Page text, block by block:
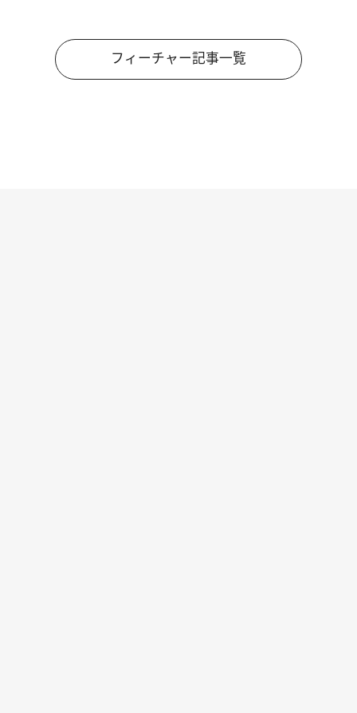
フィーチャー記事一覧